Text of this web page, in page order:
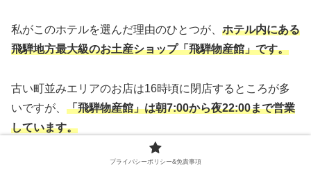
私がこのホテルを選んだ理由のひとつが、 ホテル内にある
飛騨地方最大級のお土産ショップ「飛騨物産館」です。
古い町並みエリアのお店は16時頃に閉店するところが多
いですが、 「飛騨物産館」は朝7:00から夜22:00まで営業
しています。
出発前や観光から戻ったあとでもゆっくり買い物ができ、
荷物を持って移動しなくていいのも便利でした。
プライバシーポリシー&免責事項